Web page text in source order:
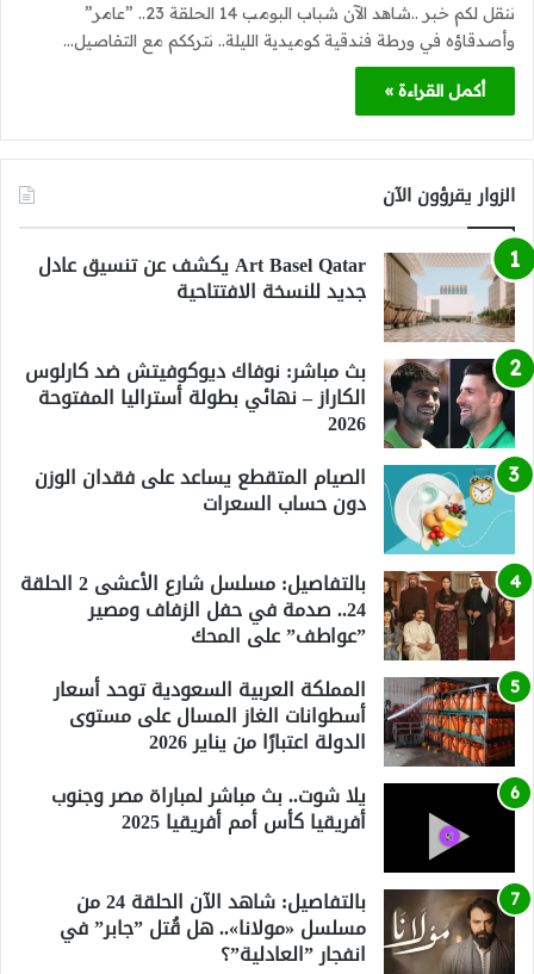
ننقل لكم خبر ..شاهد الآن شباب البومب 14 الحلقة 23.. ”عامر”
وأصدقاؤه في ورطة فندقية كوميدية الليلة.. نترككم مع التفاصيل…
أكمل القراءة »
الزوار يقرؤون الآن
Art Basel Qatar يكشف عن تنسيق عادل
جديد للنسخة الافتتاحية
بث مباشر: نوفاك ديوكوفيتش ضد كارلوس
الكاراز – نهائي بطولة أستراليا المفتوحة
2026
الصيام المتقطع يساعد على فقدان الوزن
دون حساب السعرات
بالتفاصيل: مسلسل شارع الأعشى 2 الحلقة
24.. صدمة في حفل الزفاف ومصير
”عواطف” على المحك
المملكة العربية السعودية توحد أسعار
أسطوانات الغاز المسال على مستوى
الدولة اعتبارًا من يناير 2026
يلا شوت.. بث مباشر لمباراة مصر وجنوب
أفريقيا كأس أمم أفريقيا 2025
بالتفاصيل: شاهد الآن الحلقة 24 من
مسلسل «مولانا».. هل قُتل ”جابر” في
انفجار ”العادلية”؟